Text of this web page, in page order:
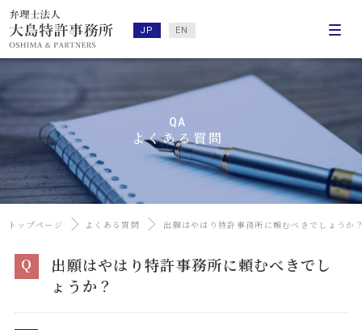
JP EN
QA
よくある質問
トップページ よくある質問 出願はやはり特許事務所に頼むべきでしょうか
Q
出願はやはり特許事務所に頼むべきでし
ょうか？